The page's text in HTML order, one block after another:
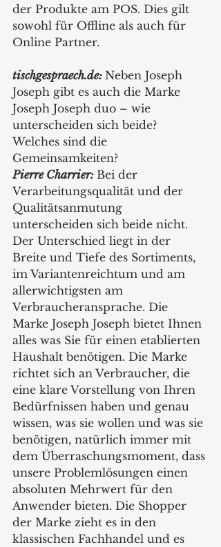
der Produkte am POS. Dies gilt
sowohl für Offline als auch für
Online Partner.
tischgespraech.de: Neben Joseph
Joseph gibt es auch die Marke
Joseph Joseph duo – wie
unterscheiden sich beide?
Welches sind die
Gemeinsamkeiten?
Pierre Charrier: Bei der
Verarbeitungsqualität und der
Qualitätsanmutung
unterscheiden sich beide nicht.
Der Unterschied liegt in der
Breite und Tiefe des Sortiments,
im Variantenreichtum und am
allerwichtigsten am
Verbraucheransprache. Die
Marke Joseph Joseph bietet Ihnen
alles was Sie für einen etablierten
Haushalt benötigen. Die Marke
richtet sich an Verbraucher, die
eine klare Vorstellung von Ihren
Bedürfnissen haben und genau
wissen, was sie wollen und was sie
benötigen, natürlich immer mit
dem Überraschungsmoment, dass
unsere Problemlösungen einen
absoluten Mehrwert für den
Anwender bieten. Die Shopper
der Marke zieht es in den
klassischen Fachhandel und es